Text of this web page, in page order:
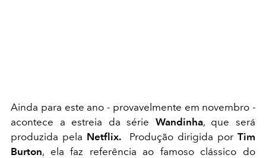
Ainda para este ano - provavelmente em novembro -
acontece a estreia da série Wandinha, que será
produzida pela Netflix. Produção dirigida porTim
Burton, ela faz referência ao famoso clássico do